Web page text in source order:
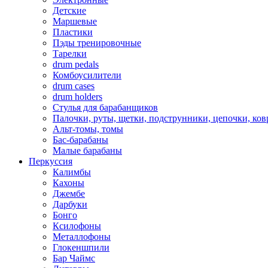
Детские
Маршевые
Пластики
Пэды тренировочные
Тарелки
drum pedals
Комбоусилители
drum cases
drum holders
Стулья для барабанщиков
Палочки, руты, щетки, подструнники, цепочки,
Альт-томы, томы
Бас-барабаны
Малые барабаны
Перкуссия
Калимбы
Кахоны
Джембе
Дарбуки
Бонго
Ксилофоны
Металлофоны
Глокеншпили
Бар Чаймс